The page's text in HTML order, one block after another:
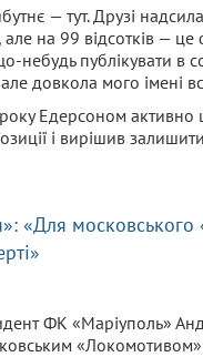
— тут. Друзі
але на 99 відсотків —
небудь публікувати в
довкола мого імені
Едерсоном активно
і вирішив
«Для
ФК «Маріуполь»